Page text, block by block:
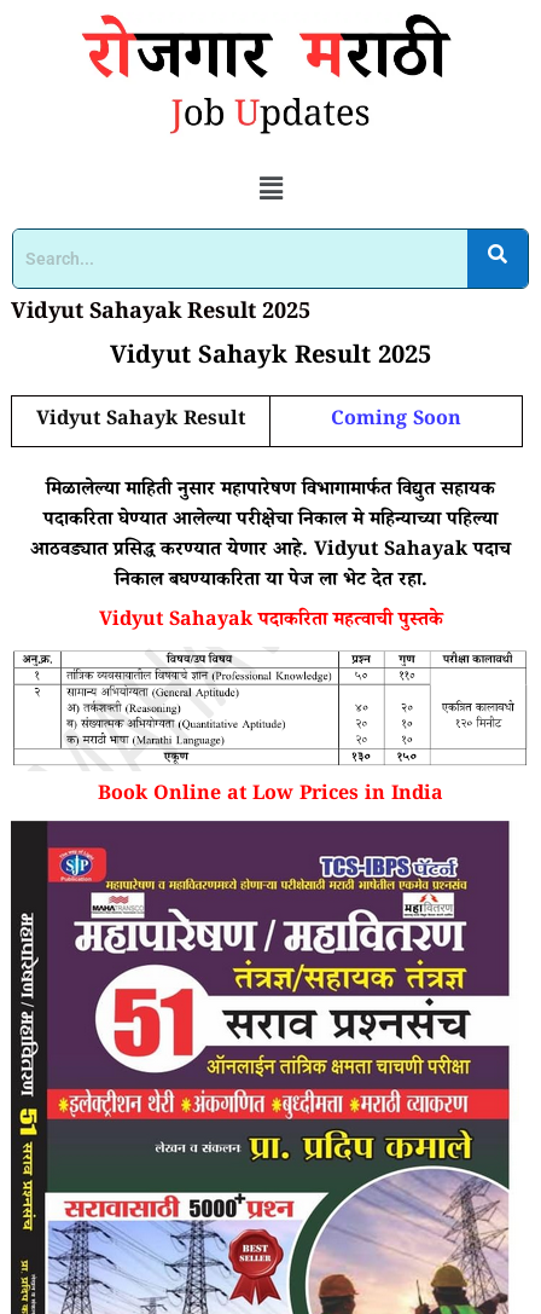
Vidyut Sahayak Result 2025
Vidyut Sahayk Result 2025
Vidyut Sahayk Result Coming Soon
मिळालेल्या माहिती नुसार महापारेषण विभागामार्फत विद्युत सहायक
पदाकरिता घेण्यात आलेल्या परीक्षेचा निकाल मे महिन्याच्या पहिल्या
आठवड्यात प्रसिद्ध करण्यात येणार आहे. Vidyut Sahayak पदाच
निकाल बघण्याकरिता या पेज ला भेट देत रहा.
Vidyut Sahayak पदाकरिता महत्वाची पुस्तके
Book Online at Low Prices in India